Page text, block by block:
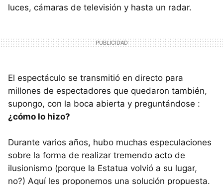
luces, cámaras de televisión y hasta un radar.
El espectáculo se transmitió en directo para
millones de espectadores que quedaron también,
supongo, con la boca abierta y preguntándose :
¿cómo lo hizo?
Durante varios años, hubo muchas especulaciones
sobre la forma de realizar tremendo acto de
ilusionismo (porque la Estatua volvió a su lugar,
no?) Aquí les proponemos una solución propuesta.